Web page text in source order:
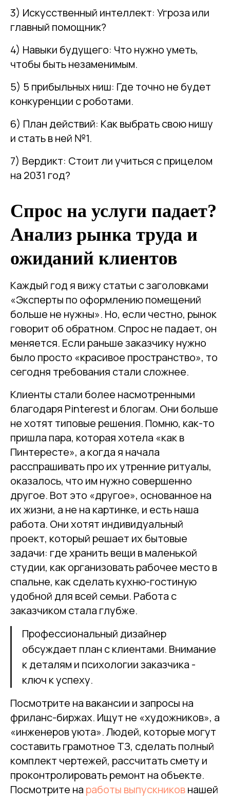
3) Искусственный интеллект: Угроза или
главный помощник?
4) Навыки будущего: Что нужно уметь,
чтобы быть незаменимым.
5) 5 прибыльных ниш: Где точно не будет
конкуренции с роботами.
6) План действий: Как выбрать свою нишу
и стать в ней №1.
7) Вердикт: Стоит ли учиться с прицелом
на 2031 год?
Спрос на услуги падает?
Анализ рынка труда и
ожиданий клиентов
Каждый год я вижу статьи с заголовками
«Эксперты по оформлению помещений
больше не нужны». Но, если честно, рынок
говорит об обратном. Спрос не падает, он
меняется. Если раньше заказчику нужно
было просто «красивое пространство», то
сегодня требования стали сложнее.
Клиенты стали более насмотренными
благодаря Pinterest и блогам. Они больше
не хотят типовые решения. Помню, как-то
пришла пара, которая хотела «как в
Пинтересте», а когда я начала
расспрашивать про их утренние ритуалы,
оказалось, что им нужно совершенно
другое. Вот это «другое», основанное на
их жизни, а не на картинке, и есть наша
работа. Они хотят индивидуальный
проект, который решает их бытовые
задачи: где хранить вещи в маленькой
студии, как организовать рабочее место в
спальне, как сделать кухню-гостиную
удобной для всей семьи. Работа с
заказчиком стала глубже.
Профессиональный дизайнер
обсуждает план с клиентами. Внимание
к деталям и психологии заказчика -
ключ к успеху.
Посмотрите на вакансии и запросы на
фриланс-биржах. Ищут не «художников», а
«инженеров уюта». Людей, которые могут
составить грамотное ТЗ, сделать полный
комплект чертежей, рассчитать смету и
проконтролировать ремонт на объекте.
Посмотрите на работы выпускниковнашей